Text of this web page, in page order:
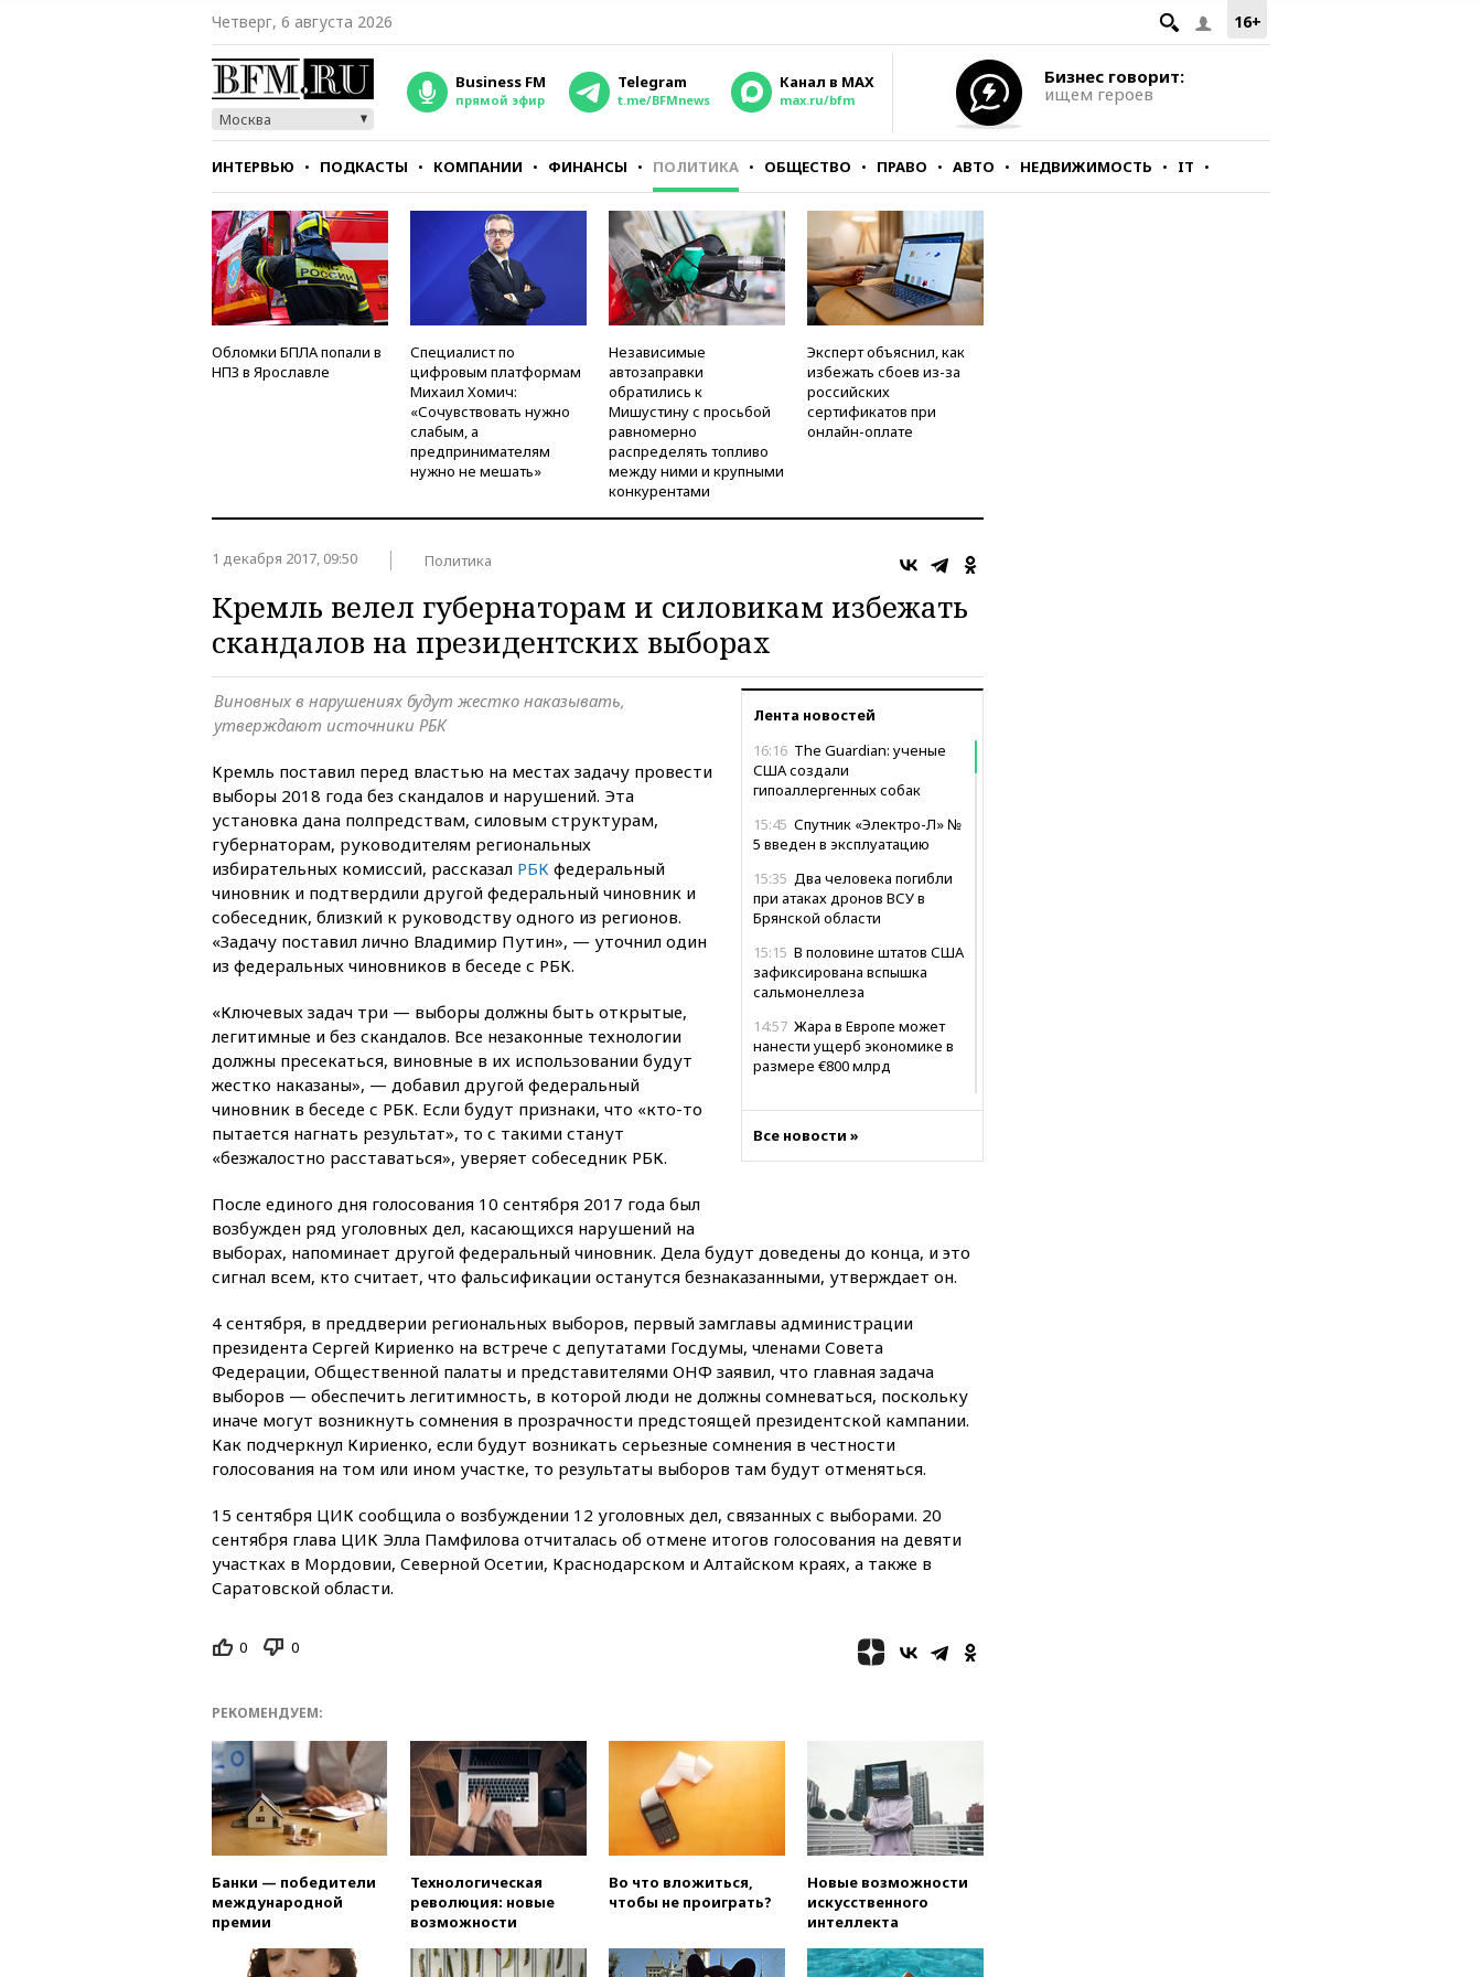
16+
Четверг, 6 августа 2026
Москва
Business FM
прямой эфир
Telegram
t.me/BFMnews
Канал в MAX
max.ru/bfm
Бизнес говорит:
ищем героев
ИНТЕРВЬЮ ПОДКАСТЫ КОМПАНИИ ФИНАНСЫ ПОЛИТИКА ОБЩЕСТВО ПРАВО АВТО НЕДВИЖИМОСТЬ IT
СТИЛЬ ТЕСТЫ
Обломки БПЛА попали в
НПЗ в Ярославле
Специалист по
цифровым платформам
Михаил Хомич:
«Сочувствовать нужно
слабым, а
предпринимателям
нужно не мешать»
Независимые
автозаправки
обратились к
Мишустину с просьбой
равномерно
распределять топливо
между ними и крупными
конкурентами
Эксперт объяснил, как
избежать сбоев из-за
российских
сертификатов при
онлайн-оплате
1 декабря 2017, 09:50 Политика
Кремль велел губернаторам и силовикам избежать
скандалов на президентских выборах
Лента новостей
16:16 The Guardian: ученые
США создали
гипоаллергенных собак
15:45 Спутник «Электро-Л» №
5 введен в эксплуатацию
15:35 Два человека погибли
при атаках дронов ВСУ в
Брянской области
15:15 В половине штатов США
зафиксирована вспышка
сальмонеллеза
14:57 Жара в Европе может
нанести ущерб экономике в
размере €800 млрд
дефицита боеприпасов
14:21АТОР сообщила о
снижении цен на авиабилеты
в России
14:19 Масштабный сбой
произошел в рунете
14:14«Ведомости»: Озон банк
не пострадает от британских
санкций
13:58Медведев назвал
Японию вассалом США
новый тоннель зеленой ветки
метро
В эфире «Радиостанции
Восемь человек
пострадали при наезде
со своим преемником
СК возбудил дело по
факту гибели женщины и
ребенка в Раменском
12:57
В Луганске при ракетном
пострадали пять человек
МВД: число
преступлений, связанных с
отмыванием денег, достигло
Все новости »
Виновных в нарушениях будут жестко наказывать,
утверждают источники РБК
Кремль поставил перед властью на местах задачу провести
выборы 2018 года без скандалов и нарушений. Эта
установка дана полпредствам, силовым структурам,
губернаторам, руководителям региональных
избирательных комиссий, рассказал РБК федеральный
чиновник и подтвердили другой федеральный чиновник и
собеседник, близкий к руководству одного из регионов.
«Задачу поставил лично Владимир Путин», — уточнил один
из федеральных чиновников в беседе с РБК.
«Ключевых задач три — выборы должны быть открытые,
легитимные и без скандалов. Все незаконные технологии
должны пресекаться, виновные в их использовании будут
жестко наказаны», — добавил другой федеральный
чиновник в беседе с РБК. Если будут признаки, что «кто-то
пытается нагнать результат», то с такими станут
«безжалостно расставаться», уверяет собеседник РБК.
После единого дня голосования 10 сентября 2017 года был
возбужден ряд уголовных дел, касающихся нарушений на
выборах, напоминает другой федеральный чиновник. Дела будут доведены до конца, и это
сигнал всем, кто считает, что фальсификации останутся безнаказанными, утверждает он.
4 сентября, в преддверии региональных выборов, первый замглавы администрации
президента Сергей Кириенко на встрече с депутатами Госдумы, членами Совета
Федерации, Общественной палаты и представителями ОНФ заявил, что главная задача
выборов — обеспечить легитимность, в которой люди не должны сомневаться, поскольку
иначе могут возникнуть сомнения в прозрачности предстоящей президентской кампании.
Как подчеркнул Кириенко, если будут возникать серьезные сомнения в честности
голосования на том или ином участке, то результаты выборов там будут отменяться.
15 сентября ЦИК сообщила о возбуждении 12 уголовных дел, связанных с выборами. 20
сентября глава ЦИК Элла Памфилова отчиталась об отмене итогов голосования на девяти
участках в Мордовии, Северной Осетии, Краснодарском и Алтайском краях, а также в
Саратовской области.
0 0
РЕКОМЕНДУЕМ:
Банки — победители
международной
премии
Технологическая
революция: новые
возможности
Во что вложиться,
чтобы не проиграть?
Новые возможности
искусственного
интеллекта